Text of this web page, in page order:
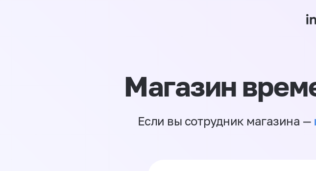
Магазин
Если вы сотрудник магазина —